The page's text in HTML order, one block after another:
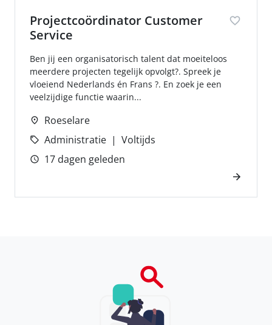
Projectcoördinator Customer
Service
Ben jij een organisatorisch talent dat moeiteloos
meerdere projecten tegelijk opvolgt?. Spreek je
vloeiend Nederlands én Frans ?. En zoek je een
veelzijdige functie waarin...
Roeselare
Administratie
Voltijds
17 dagen geleden